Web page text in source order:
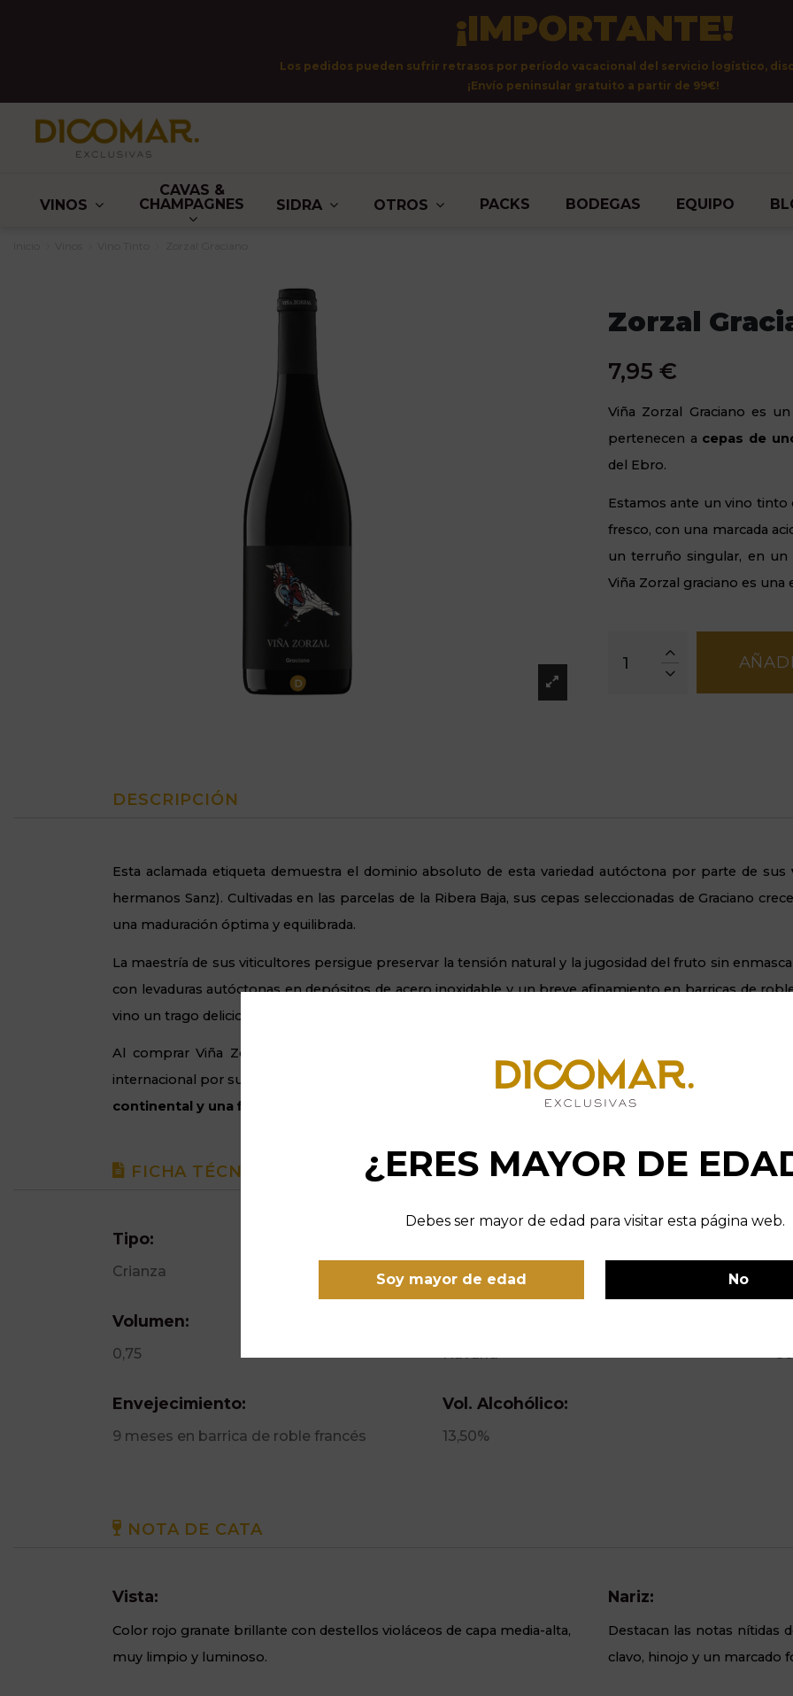
¿ERES MAYOR DE
Debes ser mayor de edad para visitar esta página web.
Soy mayor de edad No
¡IMPORTANTE!
Los pedidos pueden sufrir retrasos por período vacacional del servicio logístico,
¡Envío peninsular gratuito a partir de 99€!
VINOS
CAVAS &
CHAMPAGNES
SIDRA OTROS PACKS BODEGAS EQUIPO
Zorzal
7,95 €
Viña Zorzal Graciano es
pertenecen a cepas de
del Ebro.
Estamos ante un vino tinto
fresco, con una marcada
un terruño singular, en
Viña Zorzal graciano es una
DESCRIPCIÓN
Esta aclamada etiqueta demuestra el dominio absoluto de esta variedad autóctona por parte de sus
hermanos Sanz). Cultivadas en las parcelas de la Ribera Baja, sus cepas seleccionadas de Graciano
una maduración óptima y equilibrada.
La maestría de sus viticultores persigue preservar la tensión natural y la jugosidad del fruto sin
con levaduras autóctonas en depósitos de acero inoxidable y un breve afinamiento en barricas de
vino un trago deliciosamente
Al comprar Viña Zorzal Graciano en Dicomar, incorporas a tu selección un tinto atrevido y
internacional por su excelente relación calidad-precio. Es la opción idónea para quienes exigen
continental y una finura
de taninos vivaces pero pulidos, garantizando un paso por boca directo,
FICHA TÉCNICA
Tipo:
Crianza Graciano
Volumen:
0,75 Navarra
Envejecimiento:
9 meses en barrica de roble francés
Vol. Alcohólico:
13,50%
NOTA DE CATA
Vista:
Color rojo granate brillante con destellos violáceos de capa media-alta,
muy limpio y luminoso.
Nariz:
Destacan las notas nítidas
clavo, hinojo y un marcado